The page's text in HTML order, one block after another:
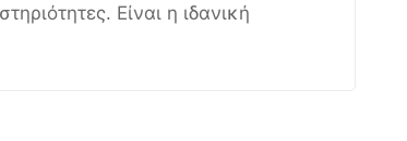
Είναι η ιδανική